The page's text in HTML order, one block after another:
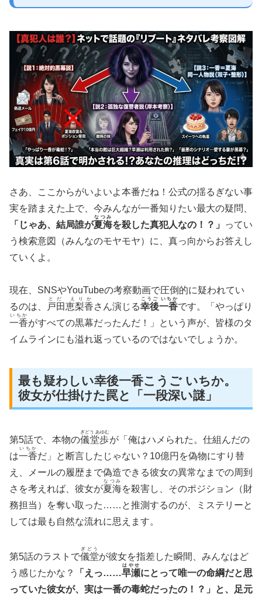
さあ、ここからがいよいよ本番だね！公式の揺るぎない事
実を踏まえた上で、今みんなが一番知りたい最大の疑問、
「じゃあ、結局誰が夏海
なつみ
を殺した真犯人なの！？」
ってい
う検索意図（みんなのモヤモヤ）に、真っ向からお答えし
ていくよ。
現在、SNSやYouTubeの考察動画で圧倒的に疑われてい
るのは、
戸田恵梨香
とだ えりか
さん演じる幸後一香
こうご いちか
です。「やっぱり
一香
いちか
がすべての黒幕だったんだ！」という声が、皆様のタ
イムラインにも溢れ返っているのではないでしょうか。
最も疑わしい幸後一香こうご いちか。
彼女が仕掛けた罠と「一段深い謎」
第5話で、本物の儀堂歩
ぎどう あゆむ
が「俺はハメられた。仕組んだの
は一香
いちか
だ」と断言したじゃない？10億円を偽物にすり替
え、メールの履歴まで偽造できる彼女の異常なまでの周到
さを考えれば、彼女が夏海
なつみ
を殺害し、そのポジション（財
務担当）を奪い取った……と推測するのが、ミステリーと
しては最も自然な流れに思えます。
第5話のラストで儀堂
ぎどう
が彼女を指差した瞬間、みんなはど
う感じたかな？
「えっ……早瀬
はやせ
にとって唯一の命綱だと思
っていた彼女が、実は一番の毒蛇だったの！？」と、足元